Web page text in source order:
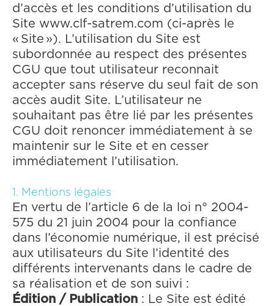
d’accès et les conditions d’utilisation du
Site www.clf-satrem.com (ci-après le
« Site »). L’utilisation du Site est
subordonnée au respect des présentes
CGU que tout utilisateur reconnait
accepter sans réserve du seul fait de son
accès audit Site. L’utilisateur ne
souhaitant pas être lié par les présentes
CGU doit renoncer immédiatement à se
maintenir sur le Site et en cesser
immédiatement l’utilisation.
1. Mentions légales
En vertu de l’article 6 de la loi n° 2004-
575 du 21 juin 2004 pour la confiance
dans l’économie numérique, il est précisé
aux utilisateurs du Site l’identité des
différents intervenants dans le cadre de
sa réalisation et de son suivi :
Édition / Publication : Le Site est édité